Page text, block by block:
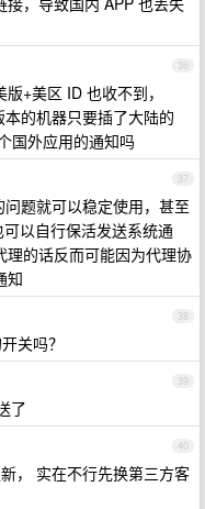
36
+美区 ID 也收不到，
的机器只要插了大陆的
国外应用的通知吗
37
题就可以稳定使用，甚至
以自行保活发送系统通
理的话反而可能因为代理协
知
38
关吗？
39
了
40
， 实在不行先换第三方客